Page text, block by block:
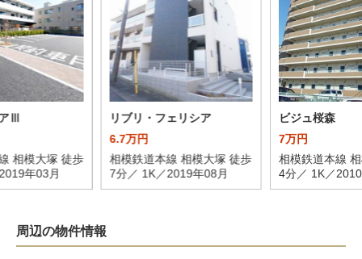
Ⅲ
相模大塚 徒歩
年03月
リブリ・フェリシア
6.7万円
相模鉄道本線 相模大塚 徒歩
7分／ 1K／2019年08月
ビジュ桜森
7万円
相模鉄道本線
4分／ 1K／
周辺の物件情報